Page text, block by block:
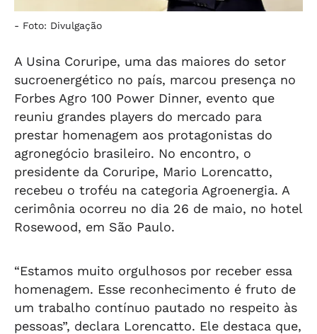
- Foto: Divulgação
A Usina Coruripe, uma das maiores do setor
sucroenergético no país, marcou presença no
Forbes Agro 100 Power Dinner, evento que
reuniu grandes players do mercado para
prestar homenagem aos protagonistas do
agronegócio brasileiro. No encontro, o
presidente da Coruripe, Mario Lorencatto,
recebeu o troféu na categoria Agroenergia. A
cerimônia ocorreu no dia 26 de maio, no hotel
Rosewood, em São Paulo.
“Estamos muito orgulhosos por receber essa
homenagem. Esse reconhecimento é fruto de
um trabalho contínuo pautado no respeito às
pessoas”, declara Lorencatto. Ele destaca que,